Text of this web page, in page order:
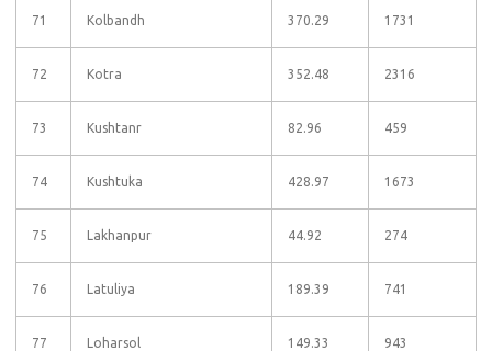
71 Kolbandh 370.29 1731
72 Kotra 352.48 2316
73 Kushtanr 82.96 459
74 Kushtuka 428.97 1673
75 Lakhanpur 44.92 274
76 Latuliya 189.39 741
77 Loharsol 149.33 943